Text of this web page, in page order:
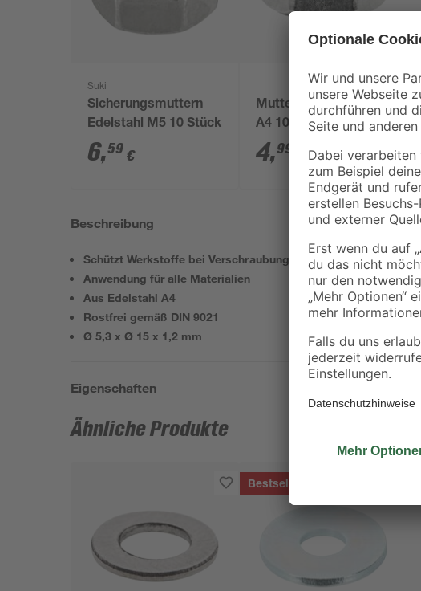
Suki
Sicherungsmuttern
Edelstahl M5 10 Stück
6,59 €
Muttern M5 Edelstahl
A4 10 Stück
4,99
Beschreibung
Schützt Werkstoffe bei Verschraubungen
Anwendung für alle Materialien
Aus Edelstahl A4
Rostfrei gemäß DIN 9021
Ø 5,3 x Ø 15 x 1,2 mm
Eigenschaften
Ähnliche Produkte
Bestseller